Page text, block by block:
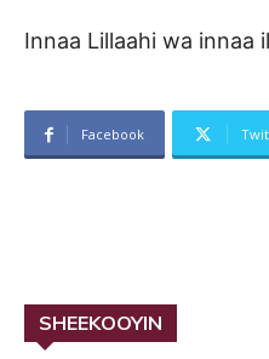
Innaa Lillaahi wa innaa
Facebook
SHEEKOOYIN